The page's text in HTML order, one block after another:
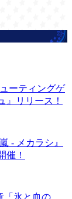
ーティングゲ
』リリース！
- メカラシ』
催！
「氷と血の